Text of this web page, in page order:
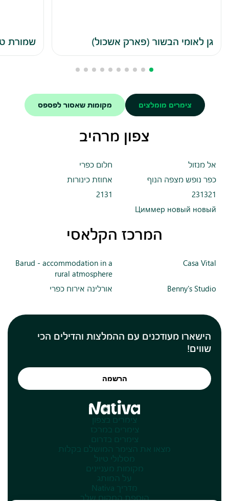
גן לאומי הבשור (פארק אשכול) שמורת
צימרים מומלצים מקומות שאסור לפספס
צפון מרהיב
אל מנזול
חלום כפרי
כפר נופש מצפה הנוף
אחוזת כינורות
231321
2131
Циммер новый новый
המרכז הקלאסי
Casa Vital
Barud - accommodation in a
rural atmosphere
Benny's Studio
אורלינה אירוח כפרי
הישארו מעודכנים עם ההמלצות והדילים הכי
שווים!
הרשמה
צימרים בצפון
צימרים במרכז
צימרים בדרום
מצאו את הצימר המושלם בקלות
מסלולי טיול
מקומות מעניינים
על המותג
מדריך Nativa
הוספת המקום שלך